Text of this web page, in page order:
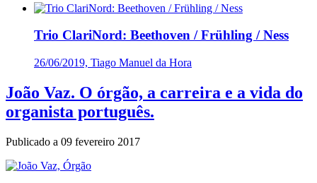
Trio ClariNord: Beethoven / Frühling / Ness
26/06/2019, Tiago Manuel da Hora
João Vaz. O órgão, a carreira e a vida do
organista português.
Publicado a 09 fevereiro 2017